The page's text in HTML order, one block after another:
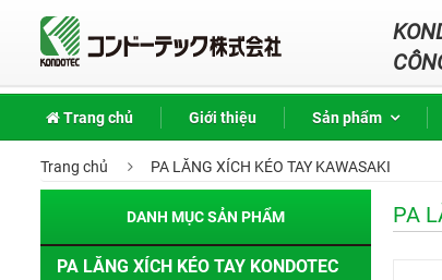
Trang chủ Giới thiệu Sản phẩm
Trang chủ PA LĂNG XÍCH KÉO TAY KAWASAKI
PA
DANH MỤC SẢN PHẨM
PA LĂNG XÍCH KÉO TAY KONDOTEC